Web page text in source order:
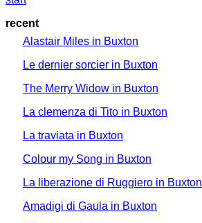
recent
Alastair Miles in Buxton
Le dernier sorcier in Buxton
The Merry Widow in Buxton
La clemenza di Tito in Buxton
La traviata in Buxton
Colour my Song in Buxton
La liberazione di Ruggiero in Buxton
Amadigi di Gaula in Buxton